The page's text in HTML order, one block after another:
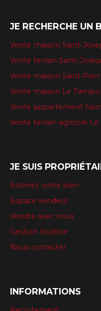
JE RECHERCHE UN
Vente maison Saint-
Vente terrain Saint-
Vente maison Saint-
Vente maison Le
Vente appartement
Vente terrain agricole
JE SUIS
Estimez votre bien
Espace vendeur
Vendre avec nous
Gestion locative
Nous contacter
INFORMATIONS